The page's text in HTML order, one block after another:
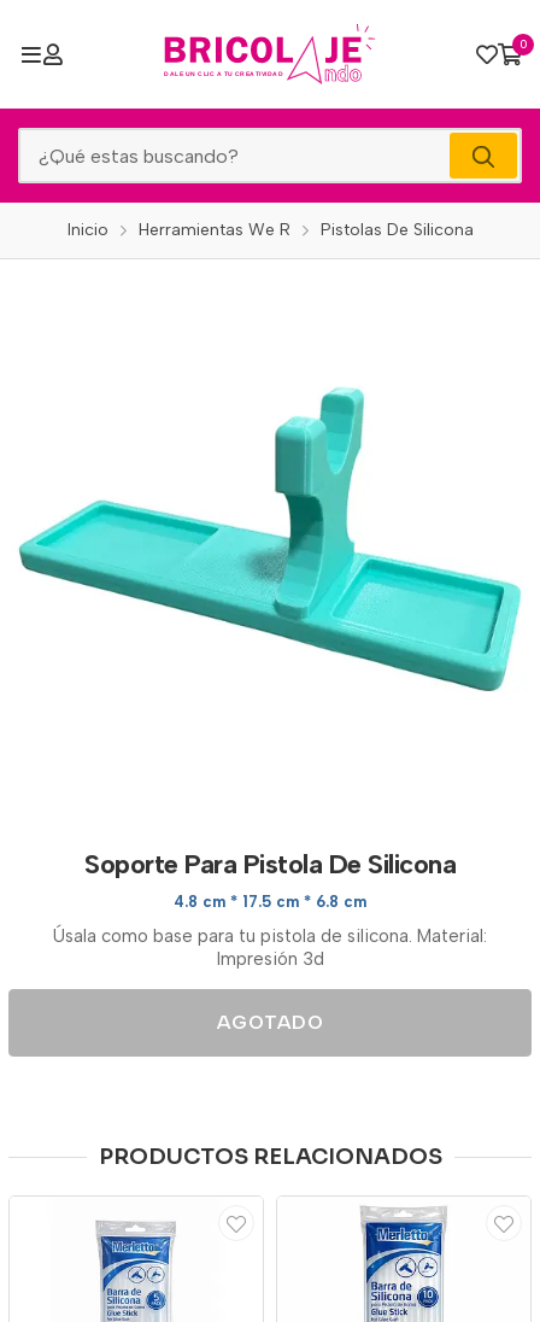
0
Inicio Herramientas We R Pistolas De Silicona
Soporte Para Pistola De Silicona
4.8 cm * 17.5 cm * 6.8 cm
Úsala como base para tu pistola de silicona. Material:
Impresión 3d
AGOTADO
PRODUCTOS RELACIONADOS